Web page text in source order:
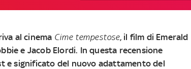
al cinema Cime tempestose, il film di Emerald
e Jacob Elordi. In questa recensione
e significato del nuovo adattamento del